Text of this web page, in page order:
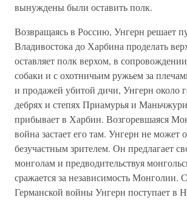
вынуждены были оставить полк.
Возвращаясь в Россию, Унгерн решает
Владивостока до Харбина проделать
оставляет полк верхом, в
собаки и с охотничьим ружьем за
и продажей убитой дичи, Унгерн около
дебрях и степях Приамурья и
прибывает в Харбин. Возгоревшаяся
война застает его там. Унгерн не может
безучастным зрителем. Он предлагает
монголам и предводительствуя
сражается за независимость Монголии.
Германской войны Унгерн поступает в